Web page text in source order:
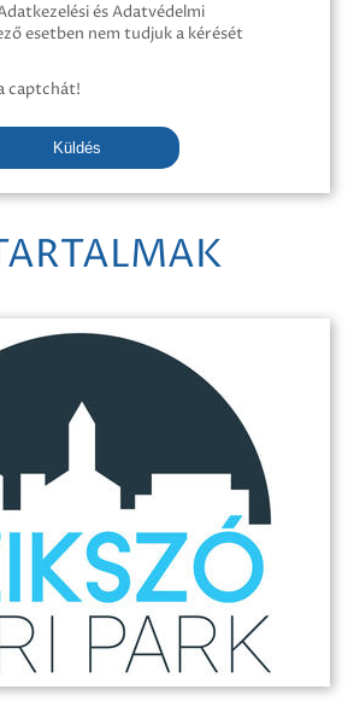
és Adatvédelmi
esetben nem tudjuk a kérését
captchát!
Küldés